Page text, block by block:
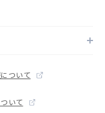
ついて
いて